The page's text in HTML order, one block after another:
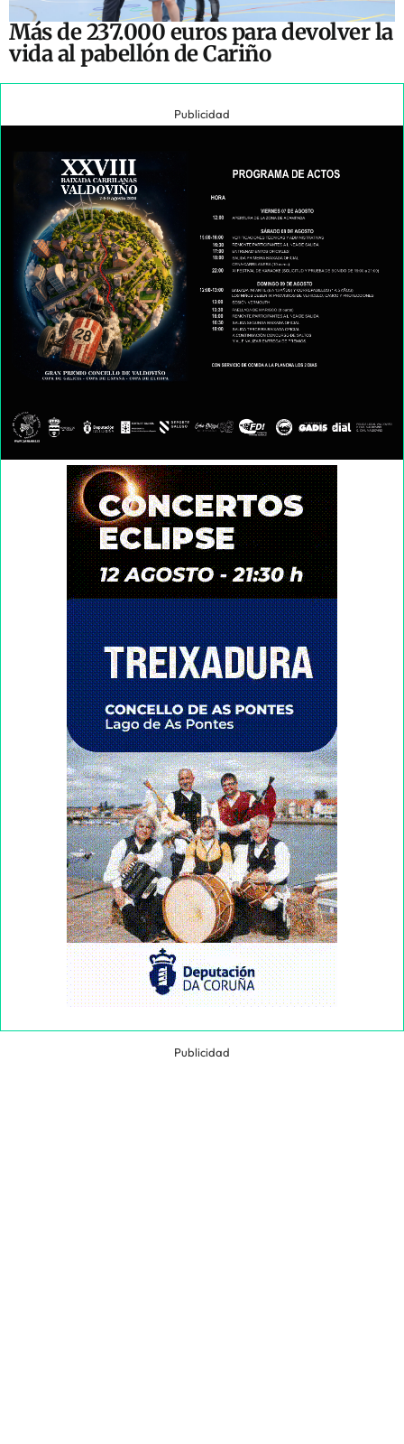
Más de 237.000 euros para devolver la
vida al pabellón de Cariño
Publicidad
Publicidad